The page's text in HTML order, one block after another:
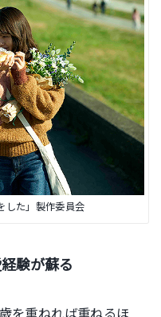
した」製作委員会
験が蘇る
を重ねれば重ねるほ